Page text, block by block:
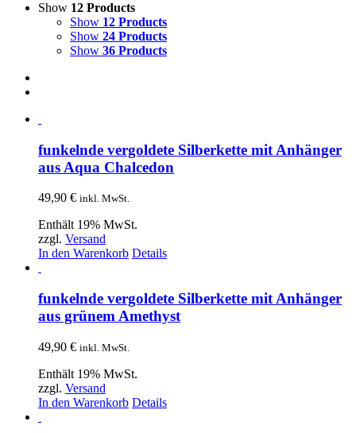
Show 12 Products
Show 12 Products
Show 24 Products
Show 36 Products
funkelnde vergoldete Silberkette mit Anhänger
aus Aqua Chalcedon
49,90 € inkl. MwSt.
Enthält 19% MwSt.
zzgl. Versand
In den Warenkorb Details
funkelnde vergoldete Silberkette mit Anhänger
aus grünem Amethyst
49,90 € inkl. MwSt.
Enthält 19% MwSt.
zzgl. Versand
In den Warenkorb Details